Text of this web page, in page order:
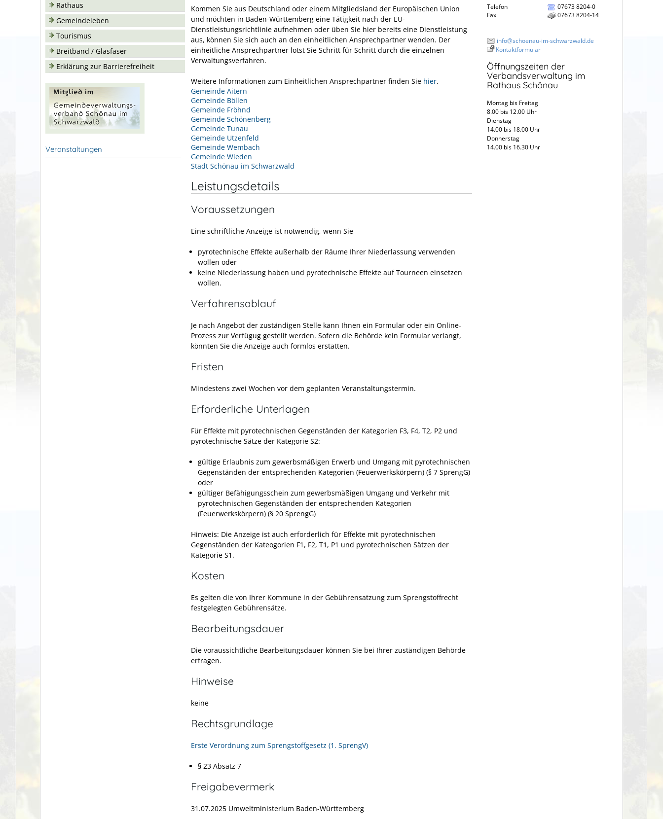
Rathaus
Gemeindeleben
Tourismus
Breitband / Glasfaser
Erklärung zur Barrierefreiheit
Veranstaltungen
Kommen Sie aus Deutschland oder einem Mitgliedsland der Europäischen Union
und möchten in Baden-Württemberg eine Tätigkeit nach der EU-
Dienstleistungsrichtlinie aufnehmen oder üben Sie hier bereits eine Dienstleistung
aus, können Sie sich auch an den einheitlichen Ansprechpartner wenden. Der
einheitliche Ansprechpartner lotst Sie Schritt für Schritt durch die einzelnen
Verwaltungsverfahren.
Weitere Informationen zum Einheitlichen Ansprechpartner finden Sie hier.
Gemeinde Aitern
Gemeinde Böllen
Gemeinde Fröhnd
Gemeinde Schönenberg
Gemeinde Tunau
Gemeinde Utzenfeld
Gemeinde Wembach
Gemeinde Wieden
Stadt Schönau im Schwarzwald
Leistungsdetails
Voraussetzungen
Eine schriftliche Anzeige ist notwendig, wenn Sie
pyrotechnische Effekte außerhalb der Räume Ihrer Niederlassung verwenden
wollen oder
keine Niederlassung haben und pyrotechnische Effekte auf Tourneen einsetzen
wollen.
Verfahrensablauf
Je nach Angebot der zuständigen Stelle kann Ihnen ein Formular oder ein Online-
Prozess zur Verfügug gestellt werden. Sofern die Behörde kein Formular verlangt,
könnten Sie die Anzeige auch formlos erstatten.
Fristen
Mindestens zwei Wochen vor dem geplanten Veranstaltungstermin.
Erforderliche Unterlagen
Für Effekte mit pyrotechnischen Gegenständen der Kategorien F3, F4, T2, P2 und
pyrotechnische Sätze der Kategorie S2:
gültige Erlaubnis zum gewerbsmäßigen Erwerb und Umgang mit pyrotechnischen
Gegenständen der entsprechenden Kategorien (Feuerwerkskörpern) (§ 7 SprengG)
oder
gültiger Befähigungsschein zum gewerbsmäßigen Umgang und Verkehr mit
pyrotechnischen Gegenständen der entsprechenden Kategorien
(Feuerwerkskörpern) (§ 20 SprengG)
Hinweis: Die Anzeige ist auch erforderlich für Effekte mit pyrotechnischen
Gegenständen der Kateogorien F1, F2, T1, P1 und pyrotechnischen Sätzen der
Kategorie S1.
Kosten
Es gelten die von Ihrer Kommune in der Gebührensatzung zum Sprengstoffrecht
festgelegten Gebührensätze.
Bearbeitungsdauer
Die voraussichtliche Bearbeitungsdauer können Sie bei Ihrer zuständigen Behörde
erfragen.
Hinweise
keine
Rechtsgrundlage
Erste Verordnung zum Sprengstoffgesetz (1. SprengV)
§ 23 Absatz 7
Freigabevermerk
31.07.2025 Umweltministerium Baden-Württemberg
Telefon
07673 8204-0
Fax
07673 8204-14
info@schoenau-im-schwarzwald.de
Kontaktformular
Öffnungszeiten der
Verbandsverwaltung im
Rathaus Schönau
Montag bis Freitag
8.00 bis 12.00 Uhr
Dienstag
14.00 bis 18.00 Uhr
Donnerstag
14.00 bis 16.30 Uhr